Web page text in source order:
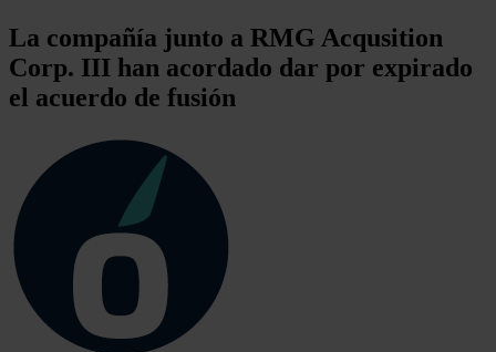
La compañía junto a RMG Acqusition
Corp. III han acordado dar por expirado
el acuerdo de fusión